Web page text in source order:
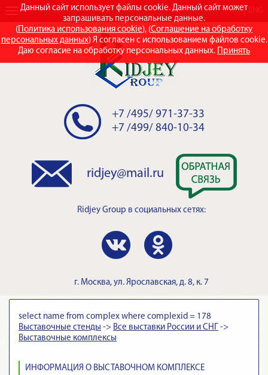
Данный сайт использует файлы cookie. Данный сайт может
запрашивать персональные данные.
(Политика использования cookie), (Соглашение на обработку
персональных данных) Я согласен с использованием файлов cookie.
Даю согласие на обработку персональных данных. Принять
RUS
+7 /495/ 971-37-33
+7 /499/ 840-10-34
ridjey@mail.ru
Ridjey Group в социальных сетях:
г. Москва, ул. Ярославская, д. 8, к. 7
select name from complex where complexid = 178
Выставочные стенды -> Все выставки России и СНГ ->
Выставочные комплексы
ИНФОРМАЦИЯ О ВЫСТАВОЧНОМ КОМПЛЕКСЕ